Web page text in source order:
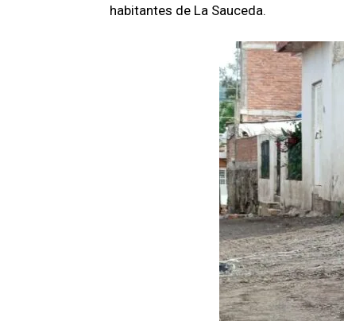
habitantes de La Sauceda.